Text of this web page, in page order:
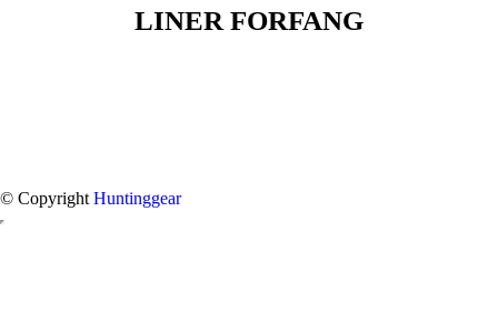
LINER FORFANG
© Copyright Huntinggear